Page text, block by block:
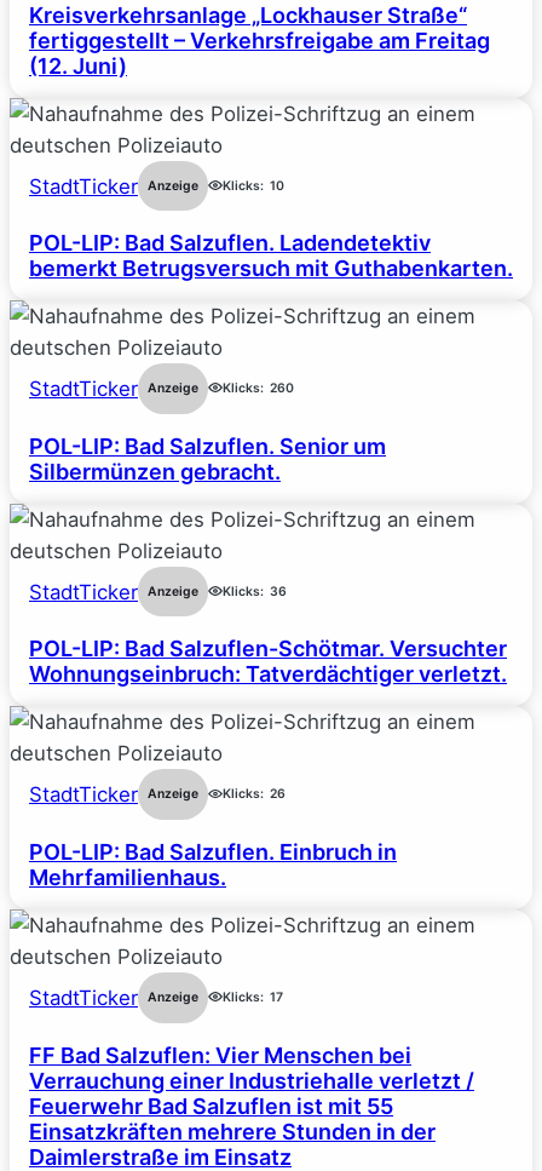
Kreisverkehrsanlage „Lockhauser Straße“
fertiggestellt – Verkehrsfreigabe am Freitag
(12. Juni)
StadtTicker Anzeige Klicks: 10
POL-LIP: Bad Salzuflen. Ladendetektiv
bemerkt Betrugsversuch mit Guthabenkarten.
StadtTicker Anzeige Klicks: 260
POL-LIP: Bad Salzuflen. Senior um
Silbermünzen gebracht.
StadtTicker Anzeige Klicks: 36
POL-LIP: Bad Salzuflen-Schötmar. Versuchter
Wohnungseinbruch: Tatverdächtiger verletzt.
StadtTicker Anzeige Klicks: 26
POL-LIP: Bad Salzuflen. Einbruch in
Mehrfamilienhaus.
StadtTicker Anzeige Klicks: 17
FF Bad Salzuflen: Vier Menschen bei
Verrauchung einer Industriehalle verletzt /
Feuerwehr Bad Salzuflen ist mit 55
Einsatzkräften mehrere Stunden in der
Daimlerstraße im Einsatz